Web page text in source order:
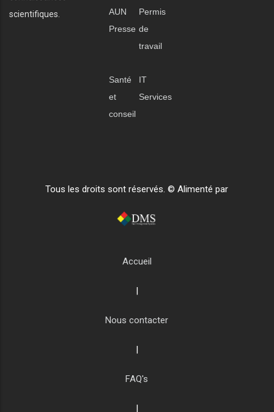
scientifiques.
AUN
Presse
Permis
de
travail
Santé
et
conseil
IT
Services
Tous les droits sont réservés. © Alimenté par
Accueil
Nous contacter
FAQ's